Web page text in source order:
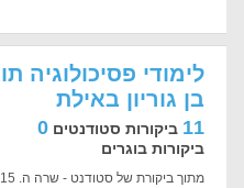
לימודי פסיכולוגיה
בן גוריון באילת
11 ביקורות סטודנטים 0
ביקורות בוגרים
מתוך ביקורת של סטודנט - שרה ה. 25/01/2015